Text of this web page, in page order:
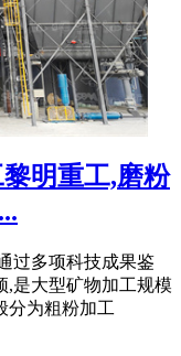
明重工,磨粉
过多项科技成果鉴
,是大型矿物加工规模
分为粗粉加工